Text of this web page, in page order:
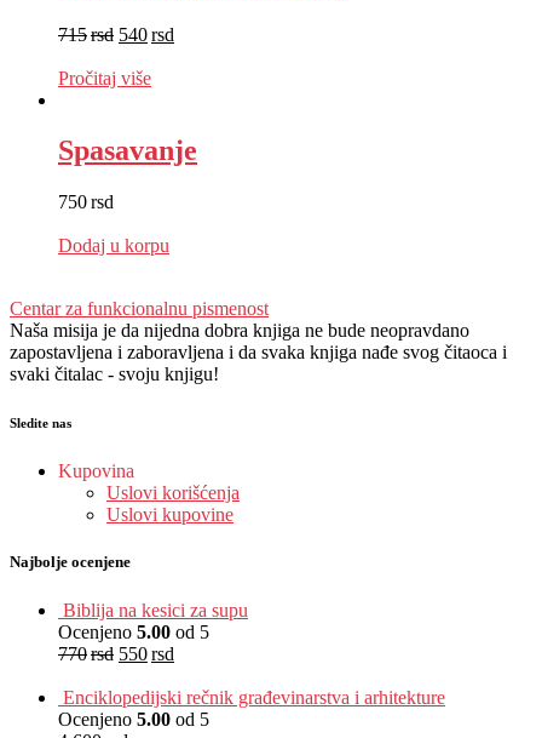
715rsd 540rsd
Pročitaj više
Spasavanje
750rsd
Dodaj u korpu
Centar za funkcionalnu pismenost
Naša misija je da nijedna dobra knjiga ne bude neopravdano
zapostavljena i zaboravljena i da svaka knjiga nađe svog čitaoca i
svaki čitalac - svoju knjigu!
Sledite nas
Kupovina
Uslovi korišćenja
Uslovi kupovine
Najbolje ocenjene
Biblija na kesici za supu
Ocenjeno 5.00 od 5
770rsd 550rsd
Enciklopedijski rečnik građevinarstva i arhitekture
Ocenjeno 5.00 od 5